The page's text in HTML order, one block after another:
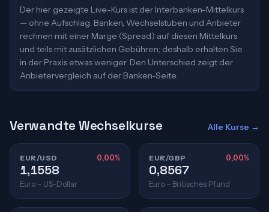
Der hier gezeigte Live-Kurs ist der Interbanken-Mittelkurs
— ohne Aufschlag. Banken, Wechselstuben und Anbieter
rechnen mit einer Marge (Spread) auf diesen Mittelkurs
und teils mit zusätzlichen Gebühren; deshalb erhalten Sie
in der Praxis etwas weniger. Den Unterschied zeigt der
Anbietervergleich auf der Banken-Seite.
Verwandte Wechselkurse Alle Kurse →
EUR/USD 0,00%
1,1558
Euro – US-Dollar
EUR/GBP 0,00%
0,8567
Euro – Britisches Pfund